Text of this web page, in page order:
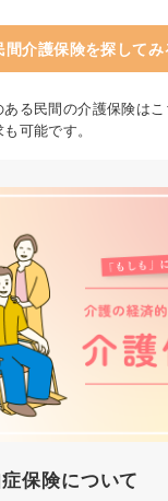
間介護保険を探してみ
ある民間の介護保険は
可能です。
保険について